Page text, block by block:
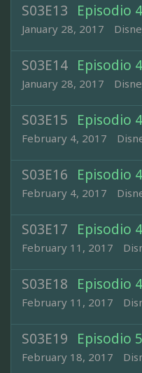
S03E13 Episodio
January 28, 2017
S03E14 Episodio
January 28, 2017
S03E15 Episodio
February 4, 2017
S03E16 Episodio
February 4, 2017
S03E17 Episodio
February 11, 2017
S03E18 Episodio
February 11, 2017
S03E19 Episodio
February 18, 2017